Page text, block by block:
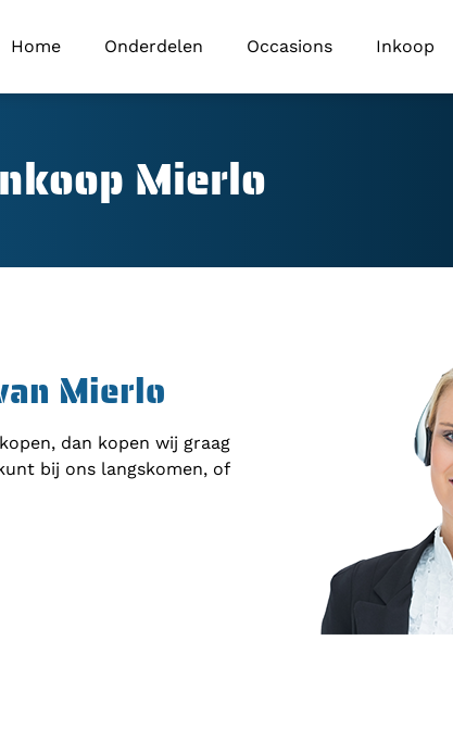
Home Onderdelen Occasions Inkoop
Mierlo
Mierlo
dan kopen wij graag
bij ons langskomen, of